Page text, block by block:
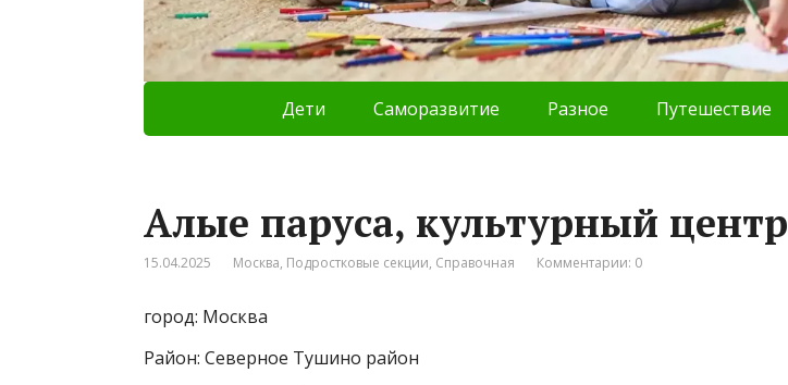
Дети Саморазвитие Разное Путешествие
Алые паруса, культурный центр
15.04.2025 Москва, Подростковые секции, Справочная Комментарии: 0
город: Москва
Район: Северное Тушино район